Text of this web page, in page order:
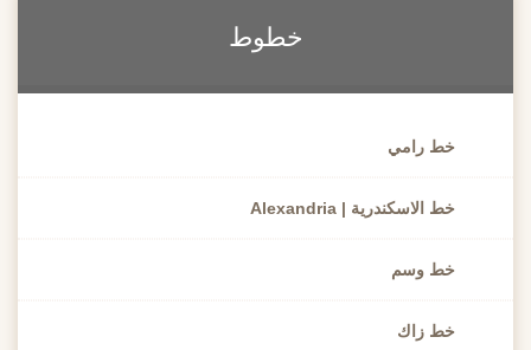
خطوط
خط رامي
خط الاسكندرية | Alexandria
خط وسم
خط زاك